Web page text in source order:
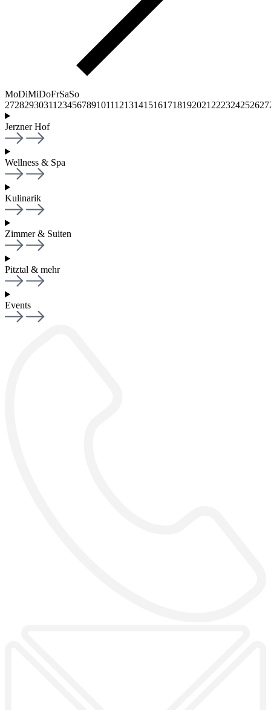
MoDiMiDoFrSaSo
27282930311 23456789101112131415161718192021 222324252627
Jerzner Hof
Wellness & Spa
Kulinarik
Zimmer & Suiten
Pitztal & mehr
Events